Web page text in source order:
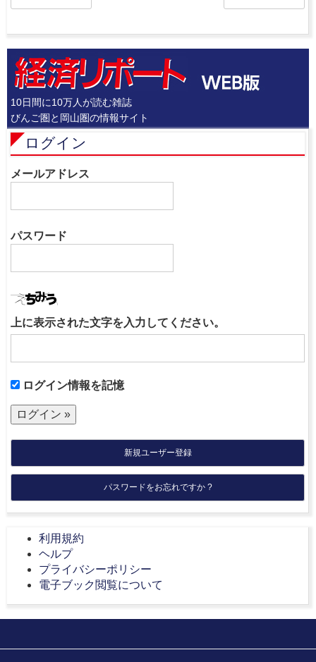
10日間に10万人が読む雑誌
びんご圏と岡山圏の情報サイト
ログイン
メールアドレス
パスワード
上に表示された文字を入力してください。
ログイン情報を記憶
新規ユーザー登録
パスワードをお忘れですか ?
利用規約
ヘルプ
プライバシーポリシー
電子ブック閲覧について